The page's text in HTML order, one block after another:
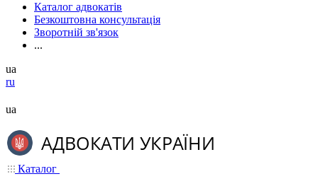
Каталог адвокатів
Безкоштовна консультація
Зворотній зв'язок
...
ua
ru
ua
Каталог